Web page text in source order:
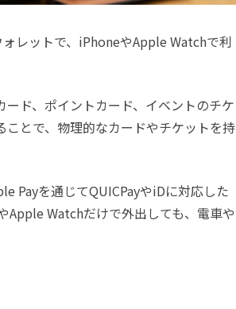
レットで、iPhoneやApple Watchで利
ド、ポイントカード、イベントのチケ
とで、物理的なカードやチケットを持
Payを通じてQUICPayやiDに対応した
Apple Watchだけで外出しても、電車や